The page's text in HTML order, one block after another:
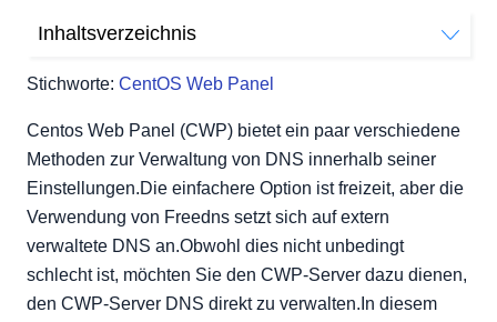
Stichworte: CentOS Web Panel
Inhaltsverzeichnis
Ermöglichen Ihrer privaten Nameservers
Bestätigen der Nameserver-Funktionalität
Ändern Sie Ihre SOA-Datensätze
Centos Web Panel (CWP) bietet ein paar verschiedene
Methoden zur Verwaltung von DNS innerhalb seiner
Einstellungen.Die einfachere Option ist freizeit, aber die
Verwendung von Freedns setzt sich auf extern
verwaltete DNS an.Obwohl dies nicht unbedingt
schlecht ist, möchten Sie den CWP-Server dazu dienen,
den CWP-Server DNS direkt zu verwalten.In diesem